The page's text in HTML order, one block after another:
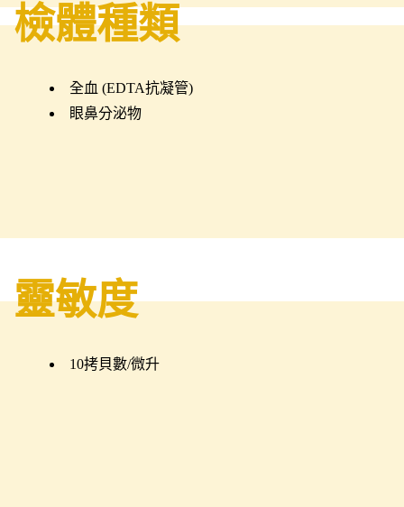
檢體種類
全血 (EDTA抗凝管)
眼鼻分泌物
靈敏度
10拷貝數/微升